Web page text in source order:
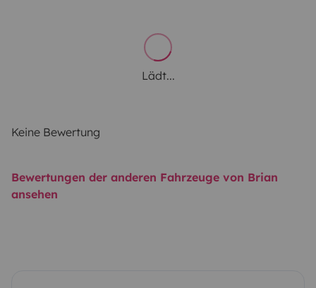
Lädt...
Keine Bewertung
Bewertungen der anderen Fahrzeuge von Brian
ansehen